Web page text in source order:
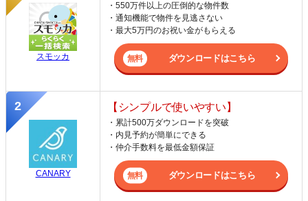
スモッカ
・550万件以上の圧倒的な物件数
・通知機能で物件を見逃さない
・最大5万円のお祝い金がもらえる
ダウンロードはこちら
CANARY
【シンプルで使いやすい】
・累計500万ダウンロードを突破
・内見予約が簡単にできる
・仲介手数料を最低金額保証
ダウンロードはこちら